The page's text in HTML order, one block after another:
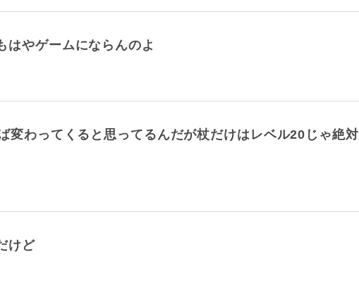
はやゲームにならんのよ
変わってくると思ってるんだが杖だけはレベル20じゃ絶対
けど